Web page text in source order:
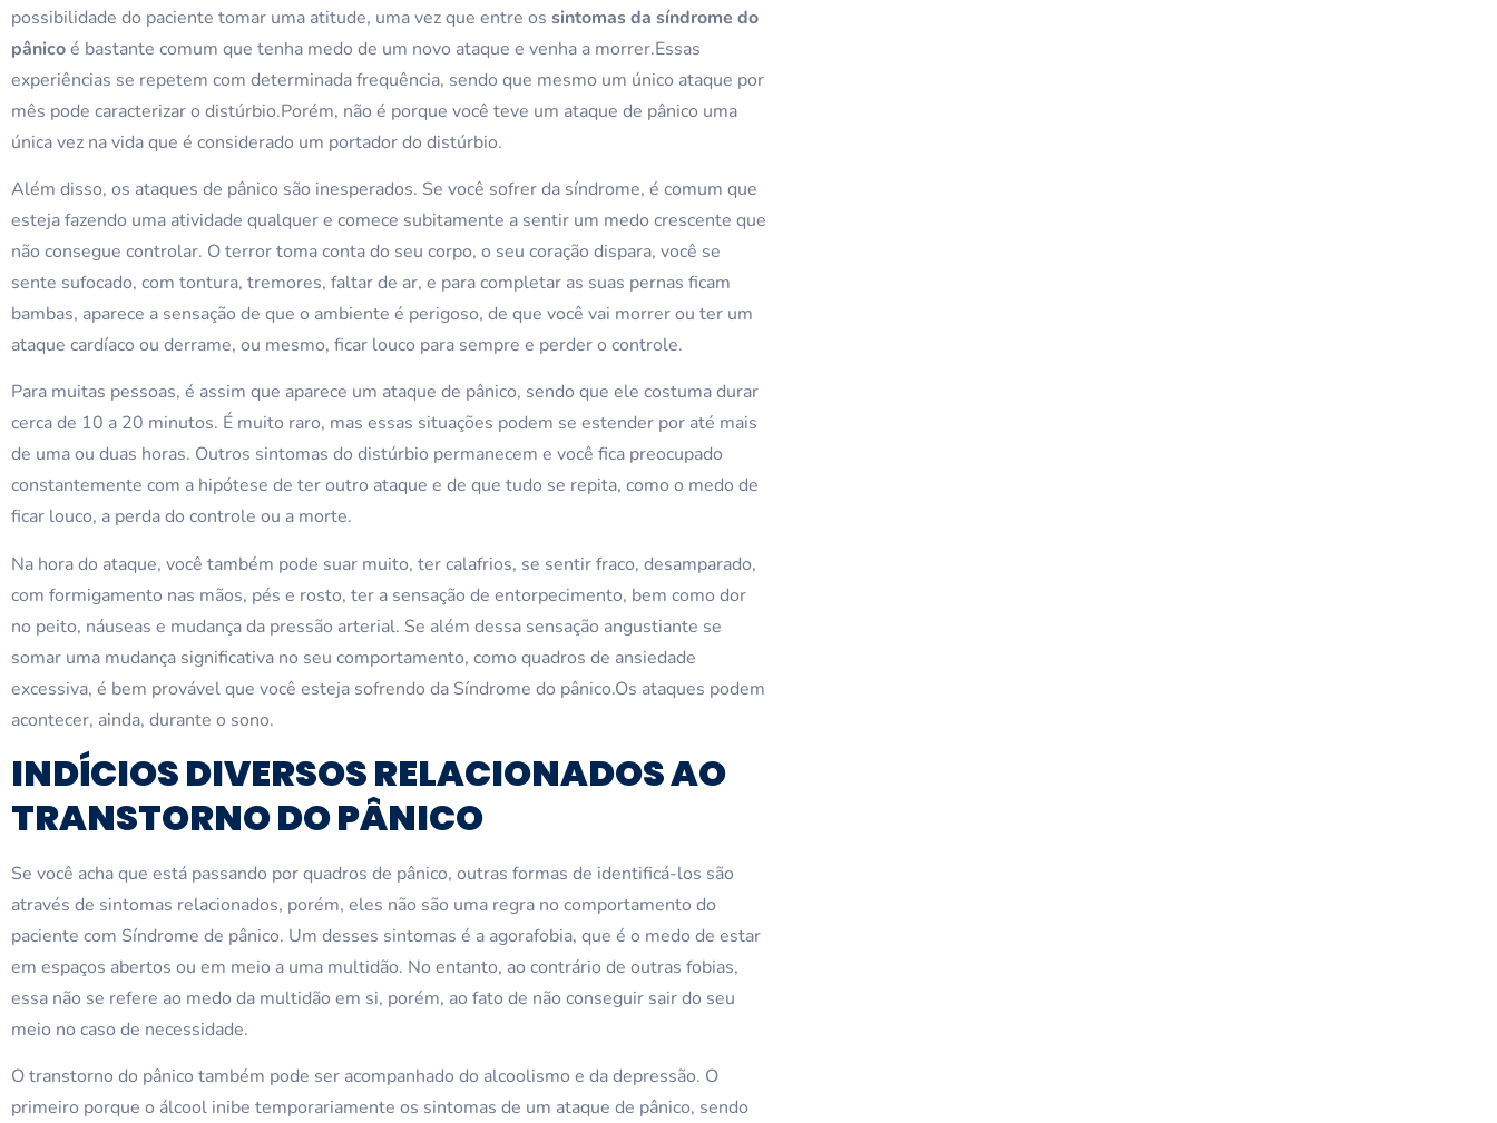
possibilidade do paciente tomar uma atitude, uma vez que entre os sintomas da síndrome do
pânicoé bastante comum que tenha medo de um novo ataque e venha a morrer.Essas
experiências se repetem com determinada frequência, sendo que mesmo um único ataque por
mês pode caracterizar o distúrbio.Porém, não é porque você teve um ataque de pânico uma
única vez na vida que é considerado um portador do distúrbio.
Além disso, os ataques de pânico são inesperados. Se você sofrer da síndrome, é comum que
esteja fazendo uma atividade qualquer e comece subitamente a sentir um medo crescente que
não consegue controlar. O terror toma conta do seu corpo, o seu coração dispara, você se
sente sufocado, com tontura, tremores, faltar de ar, e para completar as suas pernas ficam
bambas, aparece a sensação de que o ambiente é perigoso, de que você vai morrer ou ter um
ataque cardíaco ou derrame, ou mesmo, ficar louco para sempre e perder o controle.
Para muitas pessoas, é assim que aparece um ataque de pânico, sendo que ele costuma durar
cerca de 10 a 20 minutos. É muito raro, mas essas situações podem se estender por até mais
de uma ou duas horas. Outros sintomas do distúrbio permanecem e você fica preocupado
constantemente com a hipótese de ter outro ataque e de que tudo se repita, como o medo de
ficar louco, a perda do controle ou a morte.
Na hora do ataque, você também pode suar muito, ter calafrios, se sentir fraco, desamparado,
com formigamento nas mãos, pés e rosto, ter a sensação de entorpecimento, bem como dor
no peito, náuseas e mudança da pressão arterial. Se além dessa sensação angustiante se
somar uma mudança significativa no seu comportamento, como quadros de ansiedade
excessiva, é bem provável que você esteja sofrendo da Síndrome do pânico.Os ataques podem
acontecer, ainda, durante o sono.
INDÍCIOS DIVERSOS RELACIONADOS AO
TRANSTORNO DO PÂNICO
Se você acha que está passando por quadros de pânico, outras formas de identificá-los são
através de sintomas relacionados, porém, eles não são uma regra no comportamento do
paciente com Síndrome de pânico. Um desses sintomas é a agorafobia, que é o medo de estar
em espaços abertos ou em meio a uma multidão. No entanto, ao contrário de outras fobias,
essa não se refere ao medo da multidão em si, porém, ao fato de não conseguir sair do seu
meio no caso de necessidade.
O transtorno do pânico também pode ser acompanhado do alcoolismo e da depressão. O
primeiro porque o álcool inibe temporariamente os sintomas de um ataque de pânico, sendo